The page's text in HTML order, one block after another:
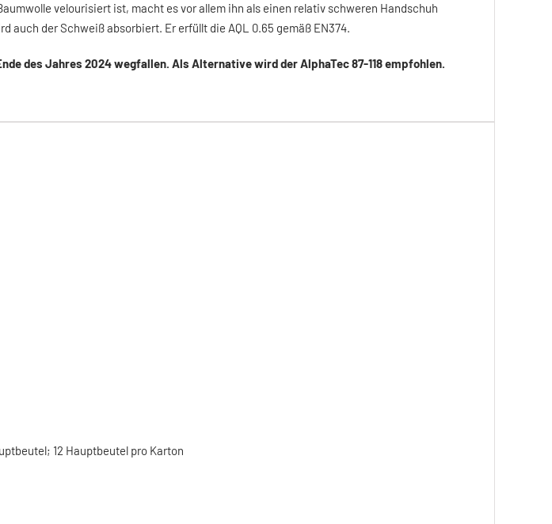
velourisiert ist, macht es vor allem ihn als einen relativ schweren Handschuh
auch der Schweiß absorbiert. Er erfüllt die AQL 0.65 gemäß EN374.
des Jahres 2024 wegfallen. Als Alternative wird der AlphaTec 87-118 empfohlen.
12 Hauptbeutel pro Karton